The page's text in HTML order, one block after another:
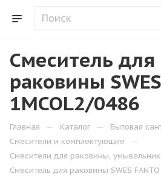
Смеситель для
раковины
1MCOL2/0486
Главная — Каталог — Бытовая
Смесители и комплектующие —
Смесители для раковины,
Смеситель для раковины SWES